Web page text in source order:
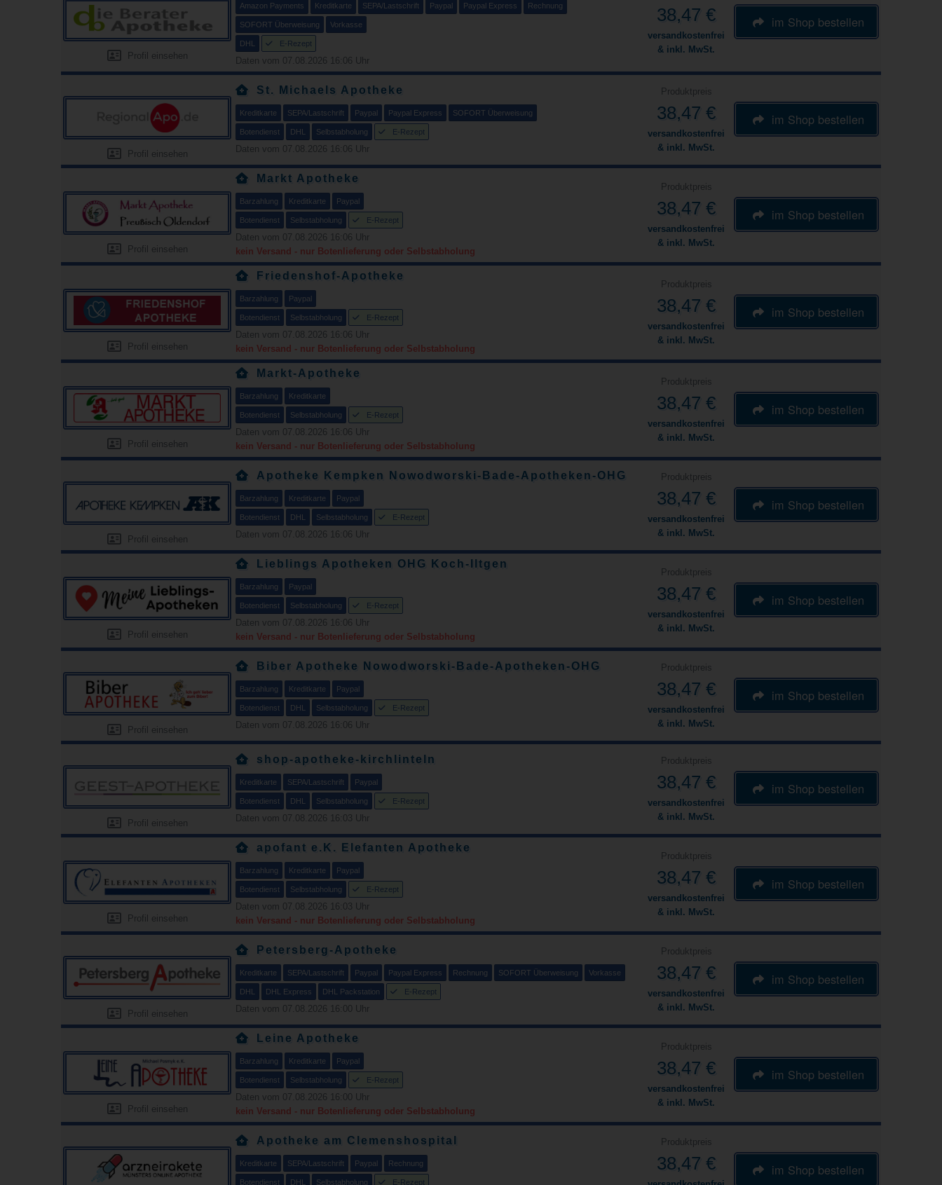
Profil einsehen
Amazon Payments Kreditkarte SEPA/Lastschrift Paypal Paypal Express Rechnung
SOFORT Überweisung Vorkasse
DHL E-Rezept
Daten vom 07.08.2026 16:06 Uhr
38,47 €
versandkostenfrei
& inkl. MwSt.
im Shop bestellen
Profil einsehen
St. Michaels Apotheke
Kreditkarte SEPA/Lastschrift Paypal Paypal Express SOFORT Überweisung
Botendienst DHL Selbstabholung E-Rezept
Daten vom 07.08.2026 16:06 Uhr
Produktpreis
38,47 €
versandkostenfrei
& inkl. MwSt.
im Shop bestellen
Profil einsehen
Markt Apotheke
Barzahlung Kreditkarte Paypal
Botendienst Selbstabholung E-Rezept
Daten vom 07.08.2026 16:06 Uhr
kein Versand - nur Botenlieferung oder Selbstabholung
Produktpreis
38,47 €
versandkostenfrei
& inkl. MwSt.
im Shop bestellen
Profil einsehen
Friedenshof-Apotheke
Barzahlung Paypal
Botendienst Selbstabholung E-Rezept
Daten vom 07.08.2026 16:06 Uhr
kein Versand - nur Botenlieferung oder Selbstabholung
Produktpreis
38,47 €
versandkostenfrei
& inkl. MwSt.
im Shop bestellen
Profil einsehen
Markt-Apotheke
Barzahlung Kreditkarte
Botendienst Selbstabholung E-Rezept
Daten vom 07.08.2026 16:06 Uhr
kein Versand - nur Botenlieferung oder Selbstabholung
Produktpreis
38,47 €
versandkostenfrei
& inkl. MwSt.
im Shop bestellen
Profil einsehen
Apotheke Kempken Nowodworski-Bade-Apotheken-OHG
Barzahlung Kreditkarte Paypal
Botendienst DHL Selbstabholung E-Rezept
Daten vom 07.08.2026 16:06 Uhr
Produktpreis
38,47 €
versandkostenfrei
& inkl. MwSt.
im Shop bestellen
Profil einsehen
Lieblings Apotheken OHG Koch-Iltgen
Barzahlung Paypal
Botendienst Selbstabholung E-Rezept
Daten vom 07.08.2026 16:06 Uhr
kein Versand - nur Botenlieferung oder Selbstabholung
Produktpreis
38,47 €
versandkostenfrei
& inkl. MwSt.
im Shop bestellen
Profil einsehen
Biber Apotheke Nowodworski-Bade-Apotheken-OHG
Barzahlung Kreditkarte Paypal
Botendienst DHL Selbstabholung E-Rezept
Daten vom 07.08.2026 16:06 Uhr
Produktpreis
38,47 €
versandkostenfrei
& inkl. MwSt.
im Shop bestellen
Profil einsehen
shop-apotheke-kirchlinteln
Kreditkarte SEPA/Lastschrift Paypal
Botendienst DHL Selbstabholung E-Rezept
Daten vom 07.08.2026 16:03 Uhr
Produktpreis
38,47 €
versandkostenfrei
& inkl. MwSt.
im Shop bestellen
Profil einsehen
apofant e.K. Elefanten Apotheke
Barzahlung Kreditkarte Paypal
Botendienst Selbstabholung E-Rezept
Daten vom 07.08.2026 16:03 Uhr
kein Versand - nur Botenlieferung oder Selbstabholung
Produktpreis
38,47 €
versandkostenfrei
& inkl. MwSt.
im Shop bestellen
Profil einsehen
Petersberg-Apotheke
Kreditkarte SEPA/Lastschrift Paypal Paypal Express Rechnung SOFORT Überweisung Vorkasse
DHL DHL Express DHL Packstation E-Rezept
Daten vom 07.08.2026 16:00 Uhr
Produktpreis
38,47 €
versandkostenfrei
& inkl. MwSt.
im Shop bestellen
Profil einsehen
Leine Apotheke
Barzahlung Kreditkarte Paypal
Botendienst Selbstabholung E-Rezept
Daten vom 07.08.2026 16:00 Uhr
kein Versand - nur Botenlieferung oder Selbstabholung
Produktpreis
38,47 €
versandkostenfrei
& inkl. MwSt.
im Shop bestellen
Apotheke am Clemenshospital
Kreditkarte SEPA/Lastschrift Paypal Rechnung
Botendienst DHL Selbstabholung E-Rezept
Produktpreis
38,47 € im Shop bestellen